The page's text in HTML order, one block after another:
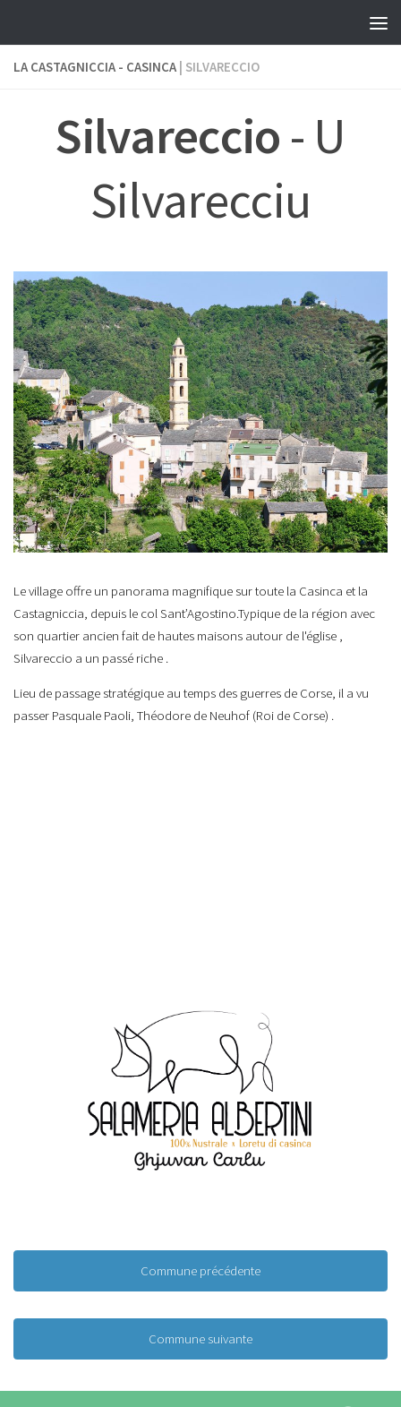
LA CASTAGNICCIA - CASINCA | SILVARECCIO
Silvareccio - U
Silvarecciu
Le village offre un panorama magnifique sur toute la Casinca et la
Castagniccia, depuis le col Sant’Agostino.Typique de la région avec
son quartier ancien fait de hautes maisons autour de l'église ,
Silvareccio a un passé riche .
Lieu de passage stratégique au temps des guerres de Corse, il a vu
passer Pasquale Paoli, Théodore de Neuhof (Roi de Corse) .
Commune précédente
Commune suivante